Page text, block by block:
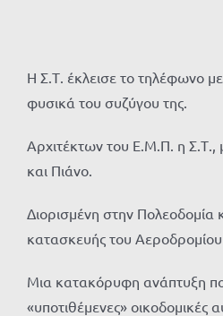
Η Σ.Τ. έκλεισε το τηλέφωνο
φυσικά του συζύγου της.
Αρχιτέκτων του Ε.Μ.Π. η Σ.Τ.,
και Πιάνο.
Διορισμένη στην Πολεοδομία
κατασκευής του
Μια κατακόρυφη ανάπτυξη
«υποτιθέμενες» οικοδομικές